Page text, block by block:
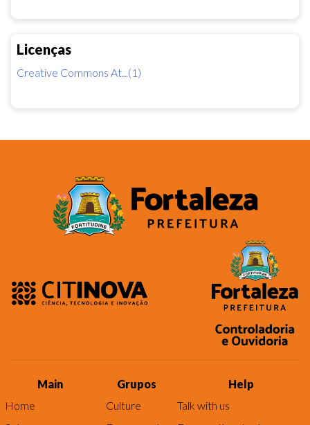
Licenças
Creative Commons At...(1)
Main
Home
Grupos
Culture
Help
Talk with us